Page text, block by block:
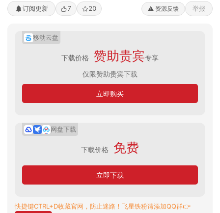
订阅更新 7 20 ⚠️ 资源反馈 举报
移动云盘
下载价格 赞助贵宾专享
仅限赞助贵宾下载
立即购买
网盘下载
下载价格 免费
立即下载
快捷键CTRL+D收藏官网，防止迷路！飞星铁粉请添加QQ群👉